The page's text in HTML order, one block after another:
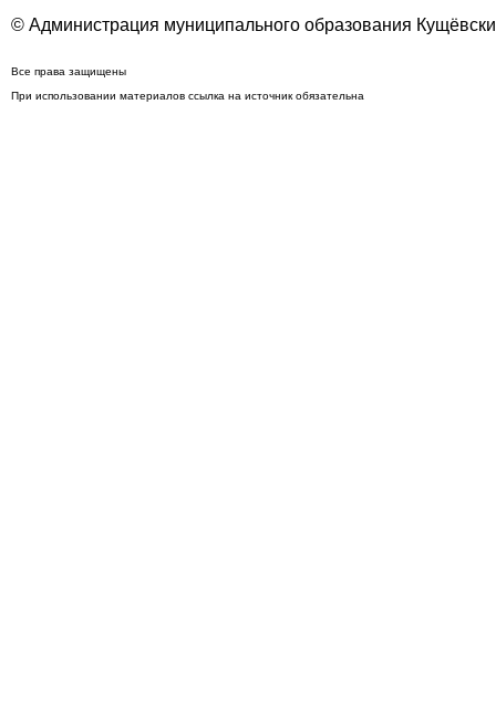
© Администрация муниципального образования
Все права защищены
При использовании материалов ссылка на источник обязательна